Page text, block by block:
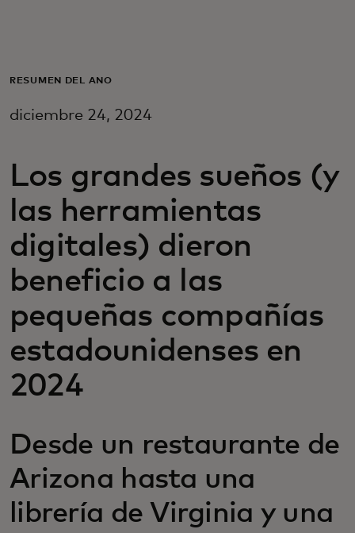
Para empresas
Para innovadores
Noticias y tendencias
RESUMEN DEL AÑO
diciembre 24, 2024
Los grandes sueños (y
las herramientas
digitales) dieron
beneficio a las
pequeñas compañías
estadounidenses en
2024
Desde un restaurante de
Arizona hasta una
librería de Virginia y una